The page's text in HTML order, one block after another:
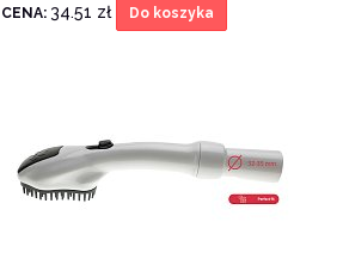
CENA: 34.51 zł Do koszyka